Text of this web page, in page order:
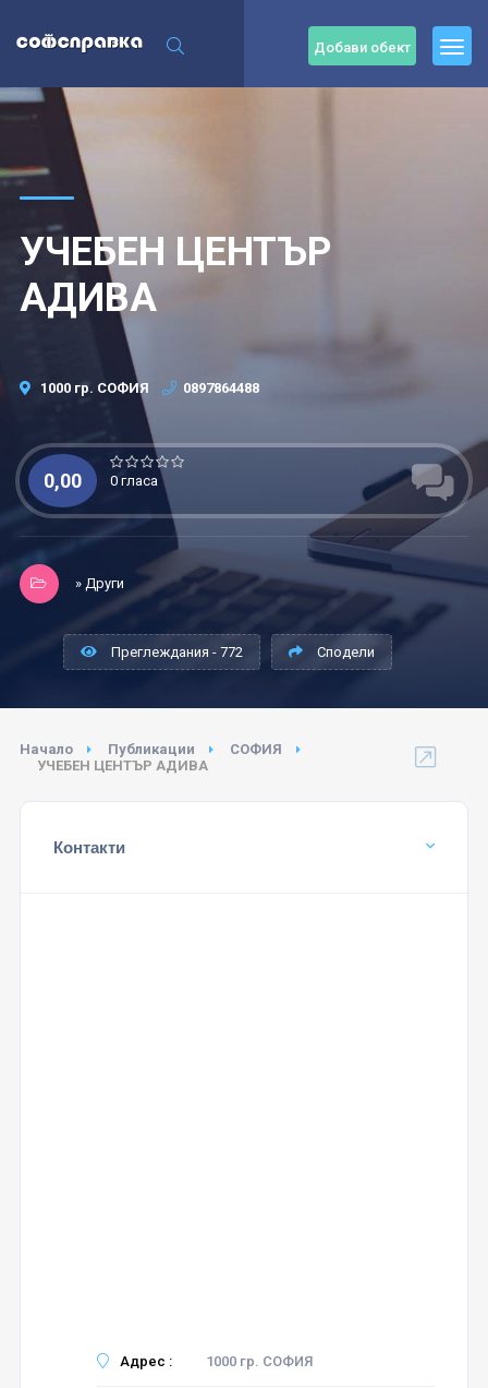
Добави обект
УЧЕБЕН ЦЕНТЪР
АДИВА
1000 гр. СОФИЯ 0897864488
0,00 0 гласа
» Други
Преглеждания - 772 Сподели
Начало Публикации
СОФИЯ
УЧЕБЕН ЦЕНТЪР АДИВА
Контакти
Адрес : 1000 гр. СОФИЯ